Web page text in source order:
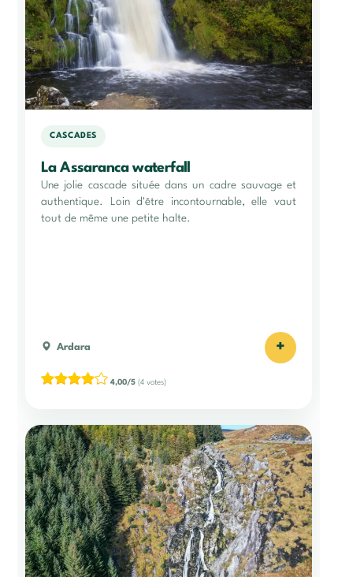
CASCADES
La Assaranca waterfall
Une jolie cascade située dans un cadre sauvage et
authentique. Loin d'être incontournable, elle vaut
tout de même une petite halte.
Ardara +
4,00/5 (4 votes)